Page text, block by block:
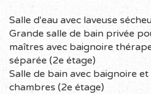
Salle d'eau avec laveuse
Grande salle de bain privée
maîtres avec baignoire
séparée (2e étage)
Salle de bain avec baignoire
chambres (2e étage)